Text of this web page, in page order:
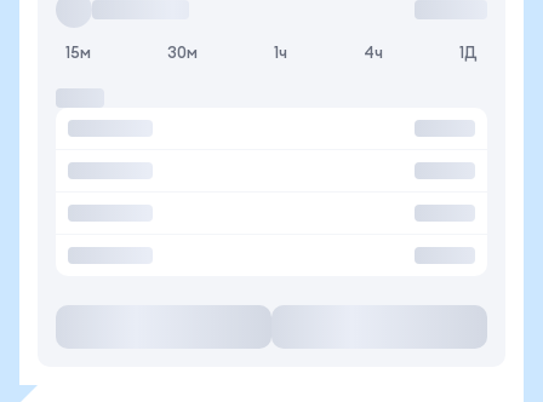
15м 30м 1ч 4ч 1Д